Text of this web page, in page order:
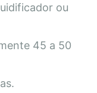
ou
45 a 50